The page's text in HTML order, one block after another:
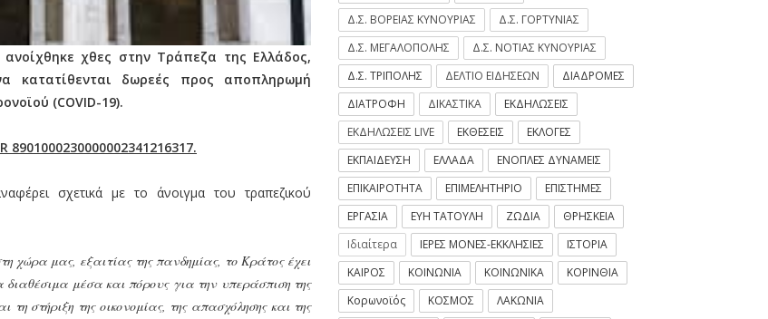
χθες στην Τράπεζα της Ελλάδος,
κατατίθενται δωρεές προς αποπληρωμή
(COVID-19).
8901000230000002341216317.
σχετικά με το άνοιγμα του τραπεζικού
χώρα μας, εξαιτίας της πανδημίας, το Κράτος έχει
μέσα και πόρους για την υπεράσπιση της
στήριξη της οικονομίας, της απασχόλησης και της
Δ.Σ. ΒΟΡΕΙΑΣ ΚΥΝΟΥΡΙΑΣ
Δ.Σ. ΓΟΡΤΥΝΙΑΣ
Δ.Σ. ΜΕΓΑΛΟΠΟΛΗΣ
Δ.Σ. ΝΟΤΙΑΣ ΚΥΝΟΥΡΙΑΣ
Δ.Σ. ΤΡΙΠΟΛΗΣ
ΔΕΛΤΙΟ ΕΙΔΗΣΕΩΝ
ΔΙΑΔΡΟΜΕΣ
ΔΙΑΤΡΟΦΗ
ΔΙΚΑΣΤΙΚΑ
ΕΚΔΗΛΩΣΕΙΣ
ΕΚΔΗΛΩΣΕΙΣ LIVE
ΕΚΘΕΣΕΙΣ
ΕΚΛΟΓΕΣ
ΕΚΠΑΙΔΕΥΣΗ
ΕΛΛΑΔΑ
ΕΝΟΠΛΕΣ ΔΥΝΑΜΕΙΣ
ΕΠΙΚΑΙΡΟΤΗΤΑ
ΕΠΙΜΕΛΗΤΗΡΙΟ
ΕΠΙΣΤΗΜΕΣ
ΕΡΓΑΣΙΑ
ΕΥΗ ΤΑΤΟΥΛΗ ΖΩΔΙΑ
ΘΡΗΣΚΕΙΑ
Ιδιαίτερα
ΙΕΡΕΣ ΜΟΝΕΣ-ΕΚΚΛΗΣΙΕΣ
ΙΣΤΟΡΙΑ
ΚΑΙΡΟΣ
ΚΟΙΝΩΝΙΑ ΚΟΙΝΩΝΙΚΑ
ΚΟΡΙΝΘΙΑ
Κορωνοϊός
ΚΟΣΜΟΣ
ΛΑΚΩΝΙΑ